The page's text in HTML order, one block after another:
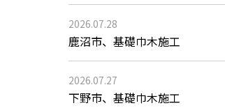
2026.07.28
鹿沼市、基礎巾木施工
2026.07.27
下野市、基礎巾木施工